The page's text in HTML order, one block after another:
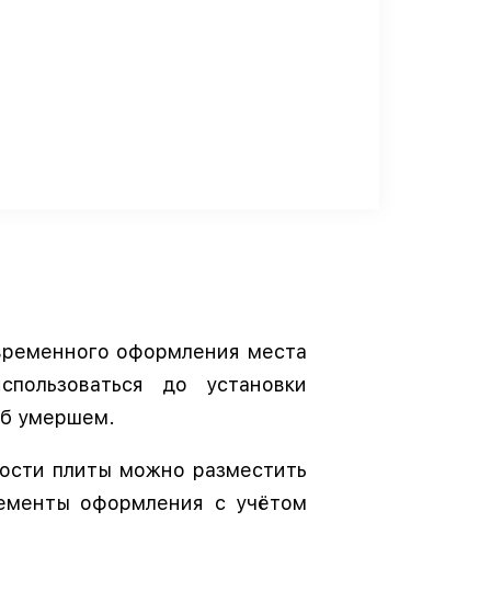
оформления места
до установки
умершем.
плиты можно разместить
оформления с учётом